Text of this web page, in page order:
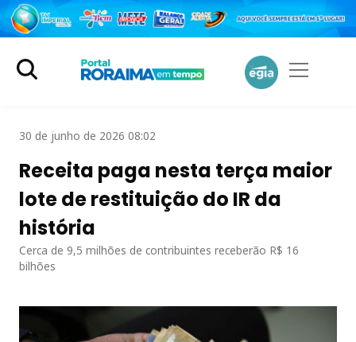
30 de junho de 2026 08:02
Receita paga nesta terça maior
lote de restituição do IR da
história
Cerca de 9,5 milhões de contribuintes receberão R$ 16
bilhões